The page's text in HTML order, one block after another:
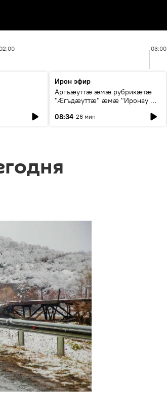
02:00 03:00
Ирон эфир
Аргъæуттæ æмæ рубрикæтæ
"Æгъдæуттæ" æмæ "Иронау æй
08:34 26 мин